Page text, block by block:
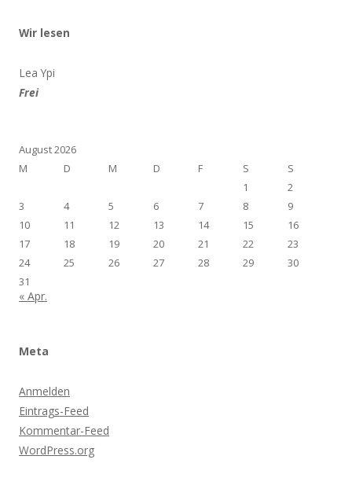
Wir lesen
Lea Ypi
Frei
August 2026
M
D M D F S
S
1
2
3
4 5 6 7 8
9
10
11 12 13 14 15
16
17
18 19 20 21 22
23
24
25 26 27 28 29
30
31
« Apr.
Meta
Anmelden
Eintrags-Feed
Kommentar-Feed
WordPress.org